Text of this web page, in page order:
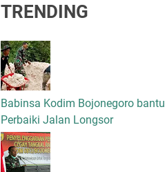
TRENDING
Babinsa Kodim Bojonegoro bantu
Perbaiki Jalan Longsor